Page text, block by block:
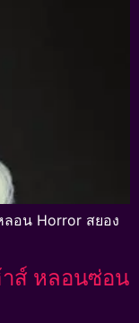
ลอน Horror สยอง
ส์ หลอนซ่อน